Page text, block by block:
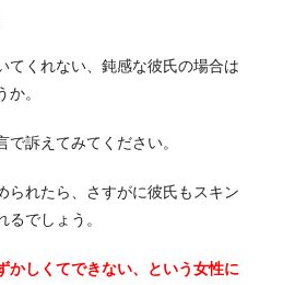
てくれない、鈍感な彼氏の場合は
。
訴えてみてください。
られたら、さすがに彼氏もスキン
でしょう。
かしくてできない、という女性に